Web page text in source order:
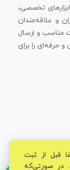
تخصصی،
و علاقه‌مندان
مناسب و ارسال
حرفه‌ای را برای
قبل از ثبت
در صورتی‌که